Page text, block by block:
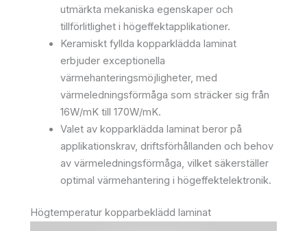
utmärkta mekaniska egenskaper och
tillförlitlighet i högeffektapplikationer.
Keramiskt fyllda kopparklädda laminat
erbjuder exceptionella
värmehanteringsmöjligheter, med
värmeledningsförmåga som sträcker sig från
16W/mK till 170W/mK.
Valet av kopparklädda laminat beror på
applikationskrav, driftsförhållanden och behov
av värmeledningsförmåga, vilket säkerställer
optimal värmehantering i högeffektelektronik.
Högtemperatur kopparbeklädd laminat